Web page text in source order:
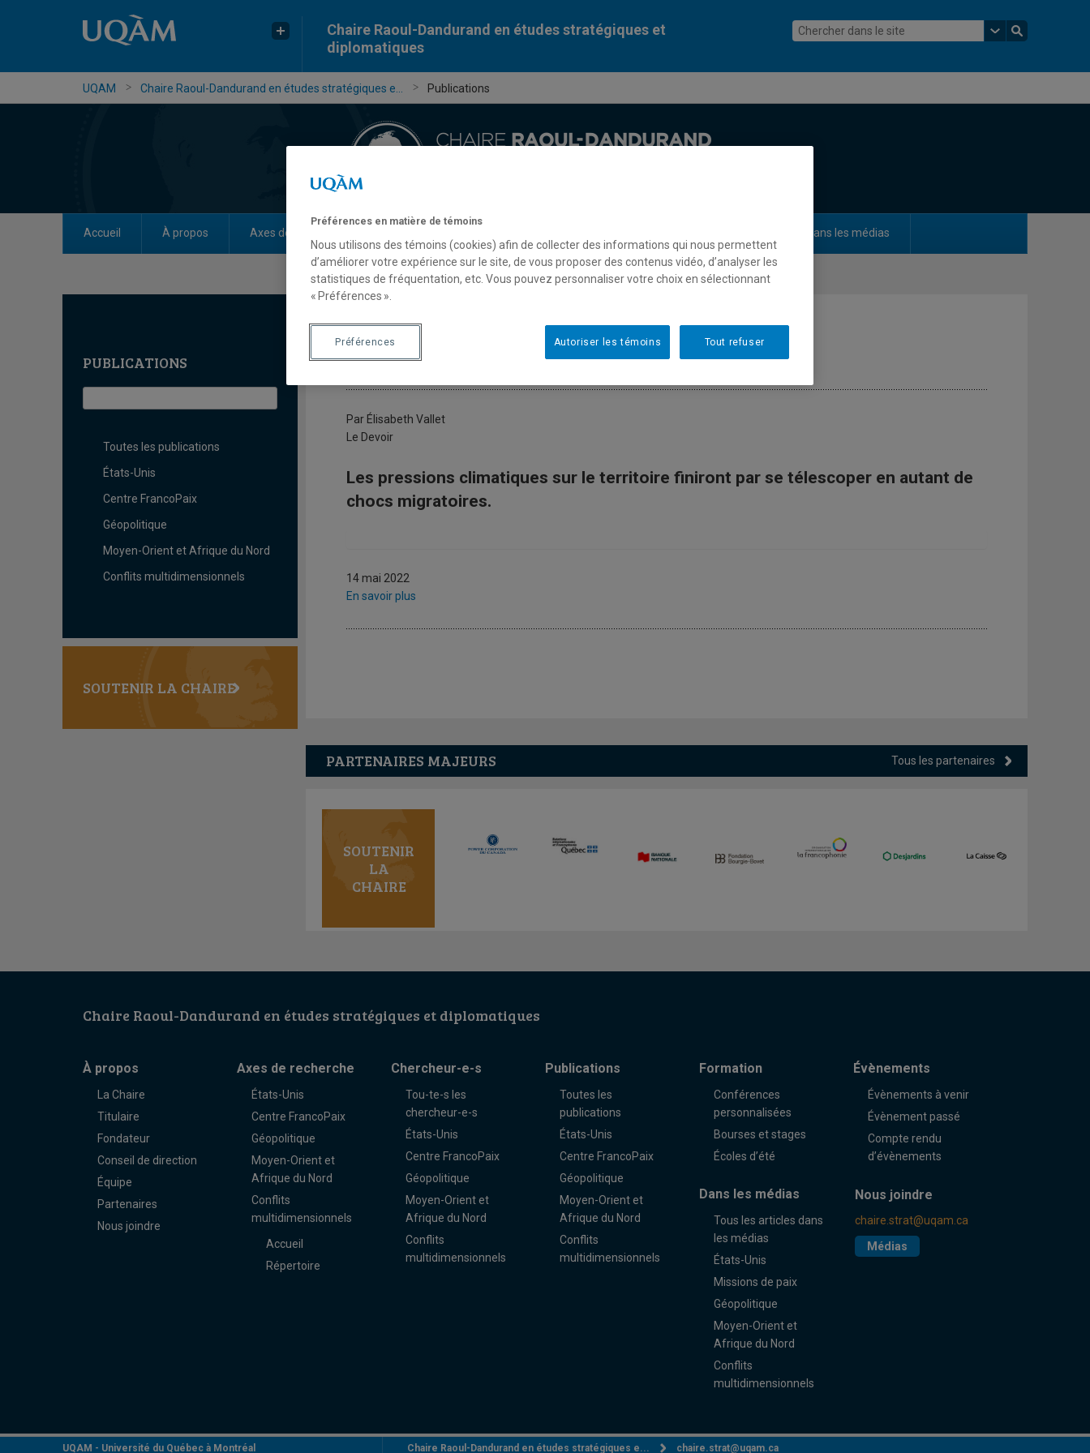
Chaire Raoul-Dandurand en études stratégiques et
diplomatiques
UQAM Chaire Raoul-Dandurand en études stratégiques e... Publications
Accueil À propos Axes de recherche Dans les médias
PUBLICATIONS
Toutes les publications
États-Unis
Centre FrancoPaix
Géopolitique
Moyen-Orient et Afrique du Nord
Conflits multidimensionnels
SOUTENIR LA CHAIRE
La surchauffe des États-Unis
Par Élisabeth Vallet
Le Devoir
Les pressions climatiques sur le territoire finiront par se télescoper en autant de
chocs migratoires.
14 mai 2022
En savoir plus
PARTENAIRES MAJEURS Tous les partenaires
SOUTENIR
LA
CHAIRE
Chaire Raoul-Dandurand en études stratégiques et diplomatiques
À propos
La Chaire
Titulaire
Fondateur
Conseil de direction
Équipe
Partenaires
Nous joindre
Axes de recherche
États-Unis
Centre FrancoPaix
Géopolitique
Moyen-Orient et
Afrique du Nord
Conflits
multidimensionnels
Accueil
Répertoire
Chercheur-e-s
Tou-te-s les
chercheur-e-s
États-Unis
Centre FrancoPaix
Géopolitique
Moyen-Orient et
Afrique du Nord
Conflits
multidimensionnels
Publications
Toutes les
publications
États-Unis
Centre FrancoPaix
Géopolitique
Moyen-Orient et
Afrique du Nord
Conflits
multidimensionnels
Formation
Conférences
personnalisées
Bourses et stages
Écoles d’été
Évènements
Évènements à venir
Évènement passé
Compte rendu
d’évènements
Dans les médias
Tous les articles dans
les médias
États-Unis
Missions de paix
Géopolitique
Moyen-Orient et
Afrique du Nord
Conflits
multidimensionnels
Nous joindre
chaire.strat@uqam.ca
Médias
UQAM - Université du Québec à Montréal Chaire Raoul-Dandurand en études stratégiques e... chaire.strat@uqam.ca
Préférences en matière de témoins
Nous utilisons des témoins (cookies) afin de collecter des informations qui nous permettent
d’améliorer votre expérience sur le site, de vous proposer des contenus vidéo, d’analyser les
statistiques de fréquentation, etc. Vous pouvez personnaliser votre choix en sélectionnant
« Préférences ».
Tout refuser
Autoriser les témoins
Préférences